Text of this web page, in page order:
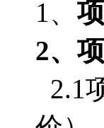
1、
2、
2.1